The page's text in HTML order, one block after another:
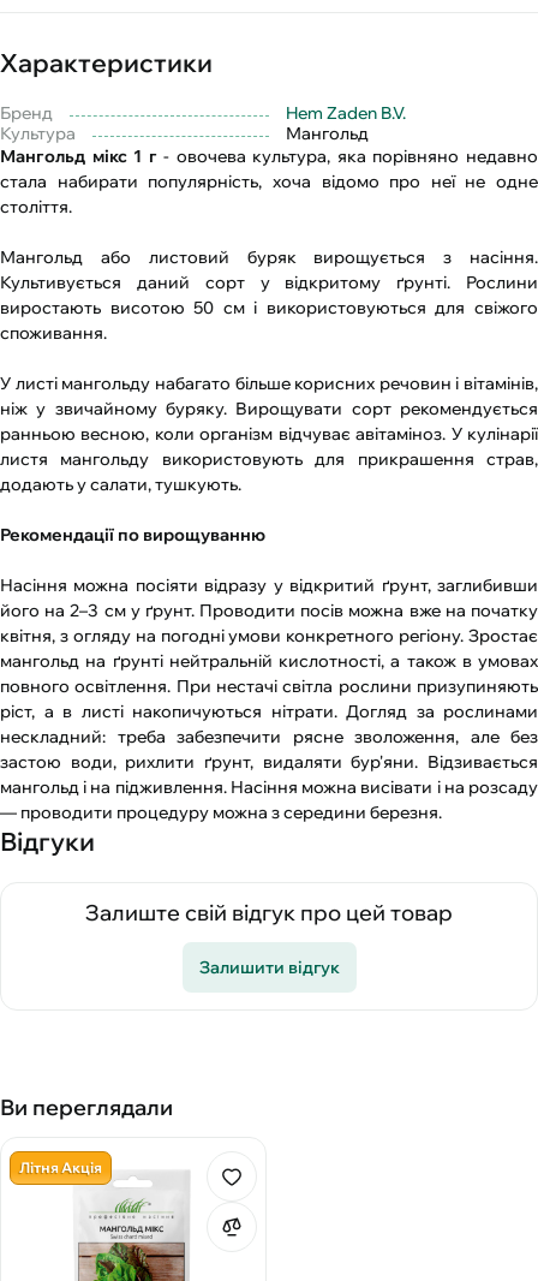
Характеристики
Бренд
Hem Zaden B.V.
Культура
Мангольд
Мангольд мікс 1 г- овочева культура, яка порівняно недавно
стала набирати популярність, хоча відомо про неї не одне
століття.
Мангольд або листовий буряк вирощується з насіння.
Культивується даний сорт у відкритому ґрунті. Рослини
виростають висотою 50 см і використовуються для свіжого
споживання.
У листі мангольду набагато більше корисних речовин і вітамінів,
ніж у звичайному буряку. Вирощувати сорт рекомендується
ранньою весною, коли організм відчуває авітаміноз. У кулінарії
листя мангольду використовують для прикрашення страв,
додають у салати, тушкують.
Рекомендації по вирощуванню
Насіння можна посіяти відразу у відкритий ґрунт, заглибивши
його на 2–3 см у ґрунт. Проводити посів можна вже на початку
квітня, з огляду на погодні умови конкретного регіону. Зростає
мангольд на ґрунті нейтральній кислотності, а також в умовах
повного освітлення. При нестачі світла рослини призупиняють
ріст, а в листі накопичуються нітрати. Догляд за рослинами
нескладний: треба забезпечити рясне зволоження, але без
застою води, рихлити ґрунт, видаляти бур'яни. Відзивається
мангольд і на підживлення. Насіння можна висівати і на розсаду
— проводити процедуру можна з середини березня.
Відгуки
Залиште свій відгук про цей товар
Залишити відгук
Ви переглядали
Літня Акція